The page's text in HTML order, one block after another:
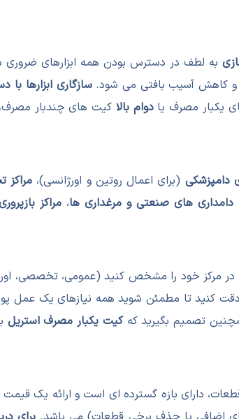
به لطف در دسترس بودن همه ابزارهای ضروری
و کاهش آسیب بافتی می شود.سازگاری ابزارها
یکبار مصرف یادوام بالا کیت های چندبار
دامپزشکی (برای اعمال روتین و اورژانسی)، مراکز
دامداری های صنعتی و مرغداری ها،مراکز
در مرکز خود را مشخص کنید (عمومی، تخصصی،
کنید تا مطمئن شوید همه نیازهای یک عمل
کیت یکبار مصرف استریل
دارای بازه گسترده ای است و ارائه یک